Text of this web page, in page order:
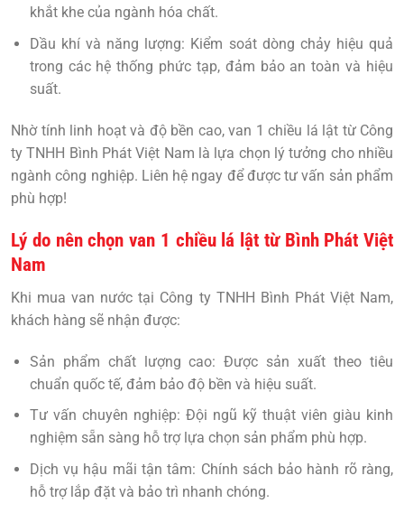
khắt khe của ngành hóa chất.
Dầu khí và năng lượng: Kiểm soát dòng chảy hiệu quả
trong các hệ thống phức tạp, đảm bảo an toàn và hiệu
suất.
Nhờ tính linh hoạt và độ bền cao, van 1 chiều lá lật từ Công
ty TNHH Bình Phát Việt Nam là lựa chọn lý tưởng cho nhiều
ngành công nghiệp. Liên hệ ngay để được tư vấn sản phẩm
phù hợp!
Lý do nên chọn van 1 chiều lá lật từ Bình Phát Việt
Nam
Khi mua van nước tại Công ty TNHH Bình Phát Việt Nam,
khách hàng sẽ nhận được:
Sản phẩm chất lượng cao: Được sản xuất theo tiêu
chuẩn quốc tế, đảm bảo độ bền và hiệu suất.
Tư vấn chuyên nghiệp: Đội ngũ kỹ thuật viên giàu kinh
nghiệm sẵn sàng hỗ trợ lựa chọn sản phẩm phù hợp.
Dịch vụ hậu mãi tận tâm: Chính sách bảo hành rõ ràng,
hỗ trợ lắp đặt và bảo trì nhanh chóng.